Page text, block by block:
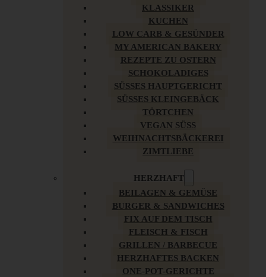
KLASSIKER
KUCHEN
LOW CARB & GESÜNDER
MY AMERICAN BAKERY
REZEPTE ZU OSTERN
SCHOKOLADIGES
SÜSSES HAUPTGERICHT
SÜSSES KLEINGEBÄCK
TÖRTCHEN
VEGAN SÜSS
WEIHNACHTSBÄCKEREI
ZIMTLIEBE
HERZHAFT
BEILAGEN & GEMÜSE
BURGER & SANDWICHES
FIX AUF DEM TISCH
FLEISCH & FISCH
GRILLEN / BARBECUE
HERZHAFTES BACKEN
ONE-POT-GERICHTE